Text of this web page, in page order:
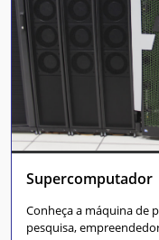
Supercomputador
Conheça a máquina de
pesquisa,